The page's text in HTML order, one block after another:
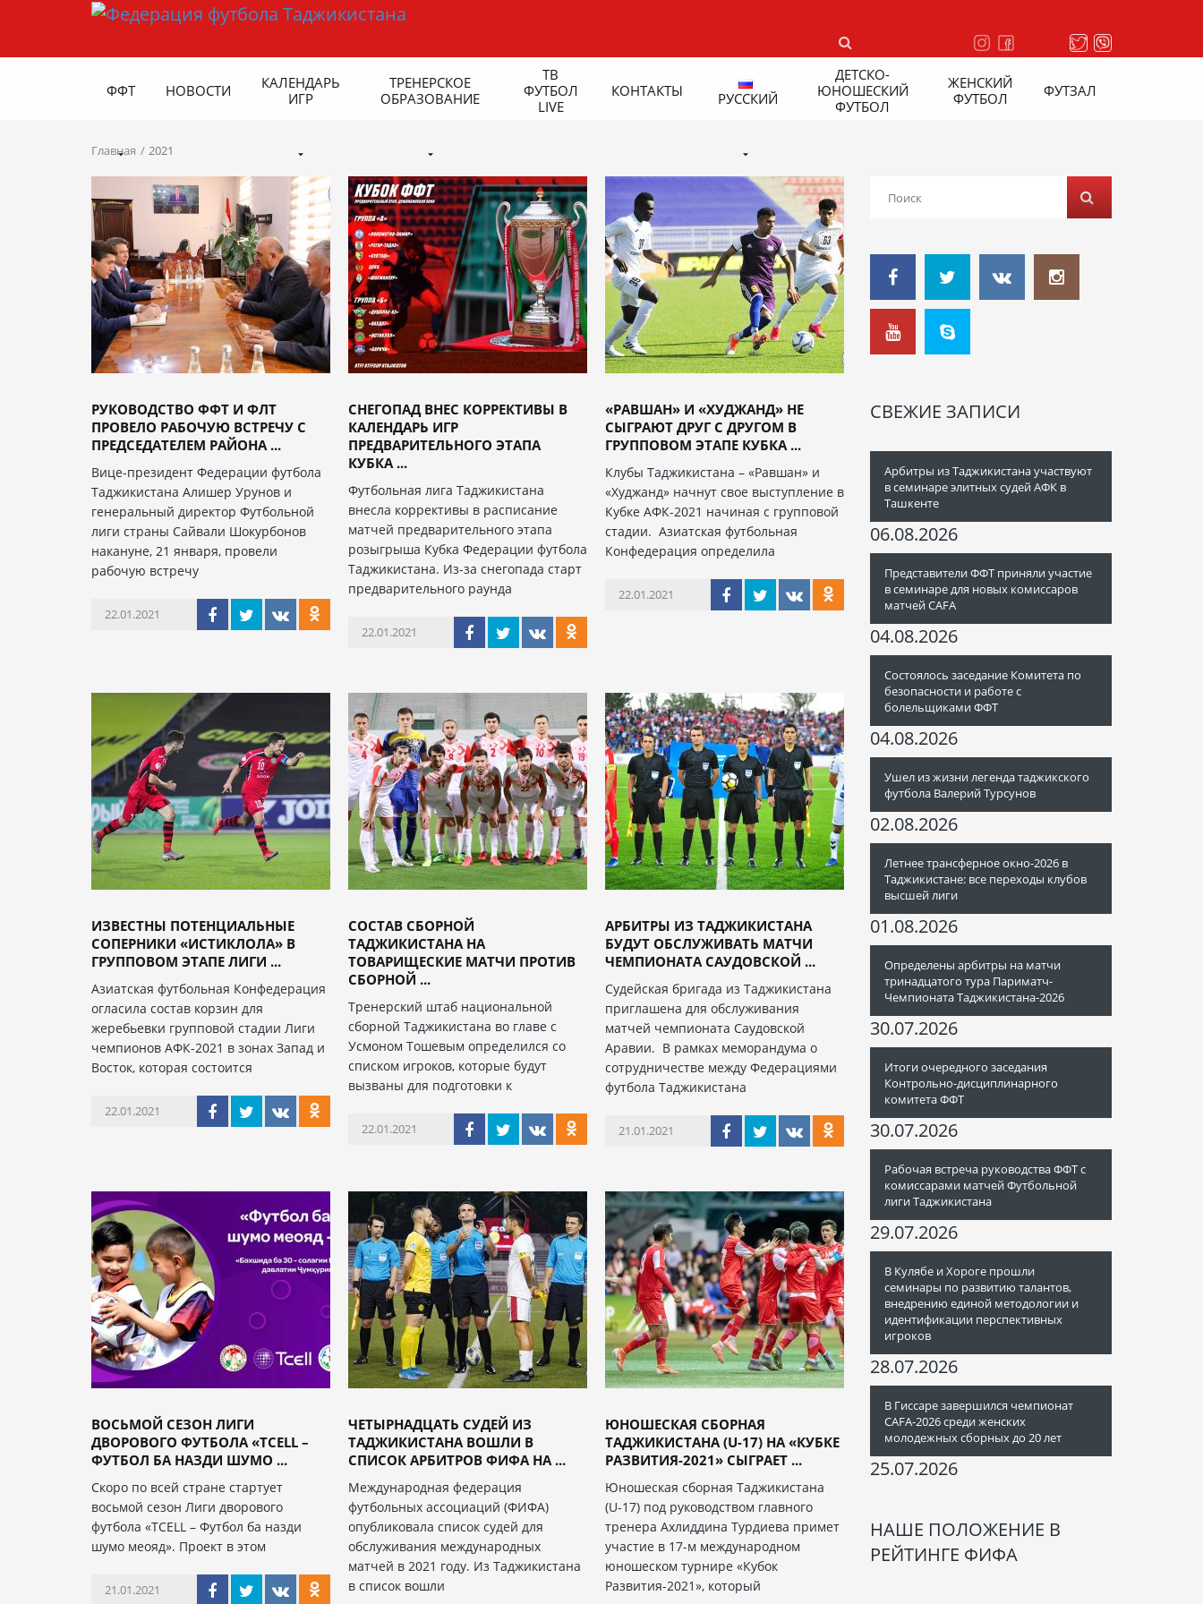
ФФТ НОВОСТИ
КАЛЕНДАРЬ
ИГР
ТРЕНЕРСКОЕ
ОБРАЗОВАНИЕ
ТВ
ФУТБОЛ
LIVE
КОНТАКТЫ РУССКИЙ
ДЕТСКО-
ЮНОШЕСКИЙ
ФУТБОЛ
ЖЕНСКИЙ
ФУТБОЛ
ФУТЗАЛ
Главная 2021
РУКОВОДСТВО ФФТ И ФЛТ
ПРОВЕЛО РАБОЧУЮ ВСТРЕЧУ С
ПРЕДСЕДАТЕЛЕМ РАЙОНА ...
Вице-президент Федерации футбола
Таджикистана Алишер Урунов и
генеральный директор Футбольной
лиги страны Сайвали Шокурбонов
накануне, 21 января, провели
рабочую встречу
22.01.2021
СНЕГОПАД ВНЕС КОРРЕКТИВЫ В
КАЛЕНДАРЬ ИГР
ПРЕДВАРИТЕЛЬНОГО ЭТАПА
КУБКА ...
Футбольная лига Таджикистана
внесла коррективы в расписание
матчей предварительного этапа
розыгрыша Кубка Федерации футбола
Таджикистана. Из-за снегопада старт
предварительного раунда
22.01.2021
«РАВШАН» И «ХУДЖАНД» НЕ
СЫГРАЮТ ДРУГ С ДРУГОМ В
ГРУППОВОМ ЭТАПЕ КУБКА ...
Клубы Таджикистана – «Равшан» и
«Худжанд» начнут свое выступление в
Кубке АФК-2021 начиная с групповой
стадии. Азиатская футбольная
Конфедерация определила
22.01.2021
ИЗВЕСТНЫ ПОТЕНЦИАЛЬНЫЕ
СОПЕРНИКИ «ИСТИКЛОЛА» В
ГРУППОВОМ ЭТАПЕ ЛИГИ ...
Азиатская футбольная Конфедерация
огласила состав корзин для
жеребьевки групповой стадии Лиги
чемпионов АФК-2021 в зонах Запад и
Восток, которая состоится
22.01.2021
СОСТАВ СБОРНОЙ
ТАДЖИКИСТАНА НА
ТОВАРИЩЕСКИЕ МАТЧИ ПРОТИВ
СБОРНОЙ ...
Тренерский штаб национальной
сборной Таджикистана во главе с
Усмоном Тошевым определился со
списком игроков, которые будут
вызваны для подготовки к
22.01.2021
АРБИТРЫ ИЗ ТАДЖИКИСТАНА
БУДУТ ОБСЛУЖИВАТЬ МАТЧИ
ЧЕМПИОНАТА САУДОВСКОЙ ...
Судейская бригада из Таджикистана
приглашена для обслуживания
матчей чемпионата Саудовской
Аравии. В рамках меморандума о
сотрудничестве между Федерациями
футбола Таджикистана
21.01.2021
ВОСЬМОЙ СЕЗОН ЛИГИ
ДВОРОВОГО ФУТБОЛА «TCELL –
ФУТБОЛ БА НАЗДИ ШУМО ...
Скоро по всей стране стартует
восьмой сезон Лиги дворового
футбола «TCELL – Футбол ба назди
шумо меояд». Проект в этом
21.01.2021
ЧЕТЫРНАДЦАТЬ СУДЕЙ ИЗ
ТАДЖИКИСТАНА ВОШЛИ В
СПИСОК АРБИТРОВ ФИФА НА ...
Международная федерация
футбольных ассоциаций (ФИФА)
опубликовала список судей для
обслуживания международных
матчей в 2021 году. Из Таджикистана
в список вошли
ЮНОШЕСКАЯ СБОРНАЯ
ТАДЖИКИСТАНА (U-17) НА «КУБКЕ
РАЗВИТИЯ-2021» СЫГРАЕТ ...
Юношеская сборная Таджикистана
(U-17) под руководством главного
тренера Ахлиддина Турдиева примет
участие в 17-м международном
юношеском турнире «Кубок
Развития-2021», который
СВЕЖИЕ ЗАПИСИ
Арбитры из Таджикистана участвуют
в семинаре элитных судей АФК в
Ташкенте
06.08.2026
Представители ФФТ приняли участие
в семинаре для новых комиссаров
матчей CAFA
04.08.2026
Состоялось заседание Комитета по
безопасности и работе с
болельщиками ФФТ
04.08.2026
Ушел из жизни легенда таджикского
футбола Валерий Турсунов
02.08.2026
Летнее трансферное окно-2026 в
Таджикистане: все переходы клубов
высшей лиги
01.08.2026
Определены арбитры на матчи
тринадцатого тура Париматч-
Чемпионата Таджикистана-2026
30.07.2026
Итоги очередного заседания
Контрольно-дисциплинарного
комитета ФФТ
30.07.2026
Рабочая встреча руководства ФФТ с
комиссарами матчей Футбольной
лиги Таджикистана
29.07.2026
В Кулябе и Хороге прошли
семинары по развитию талантов,
внедрению единой методологии и
идентификации перспективных
игроков
28.07.2026
В Гиссаре завершился чемпионат
CAFA-2026 среди женских
молодежных сборных до 20 лет
25.07.2026
НАШЕ ПОЛОЖЕНИЕ В
РЕЙТИНГЕ ФИФА